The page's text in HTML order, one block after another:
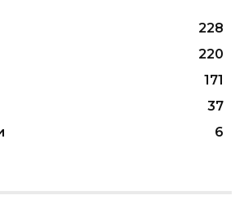
228
220
171
37
6